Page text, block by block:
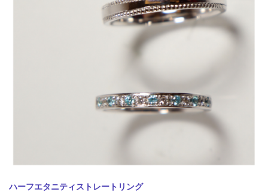
ハーフエタニティストレートリング